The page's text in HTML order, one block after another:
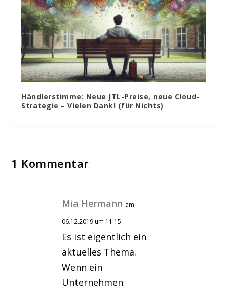
Händlerstimme: Neue JTL-Preise, neue Cloud-
Strategie – Vielen Dank! (für Nichts)
1 Kommentar
Mia Hermann am
06.12.2019 um 11:15
Es ist eigentlich ein
aktuelles Thema.
Wenn ein
Unternehmen